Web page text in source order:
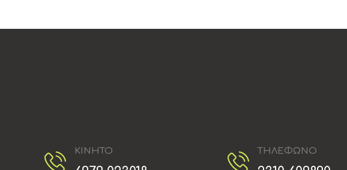
ΚΙΝΗΤΟ ΤΗΛΕΦΩΝΟ